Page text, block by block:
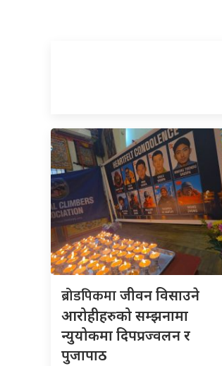
ब्रोडपिकमाजीवन विसाउने
आरोहीहरुको सम्झनामा
न्युयोकमा दिपप्रज्वलन र
पुजापाठ